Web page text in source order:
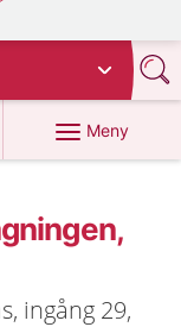
Meny
ingång 29,